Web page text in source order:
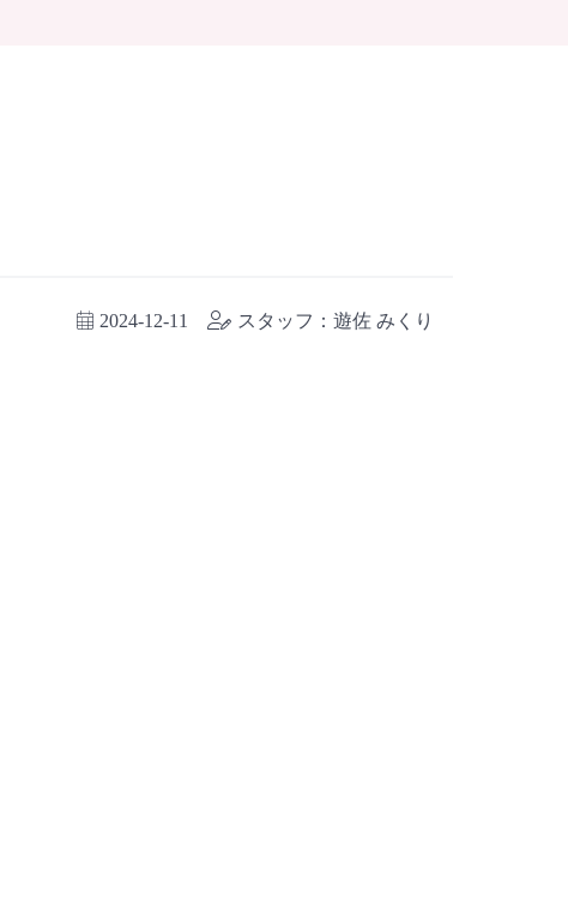
2024-12-11 スタッフ：遊佐 みくり